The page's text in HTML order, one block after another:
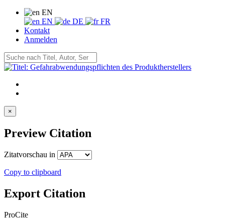
EN
EN
DE
FR
Kontakt
Anmelden
×
Preview Citation
Zitatvorschau in
Copy to clipboard
Export Citation
ProCite